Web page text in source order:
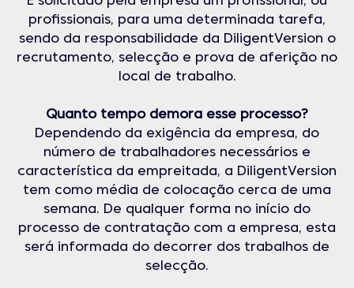
profissionais, para uma determinada tarefa,
sendo da responsabilidade da DiligentVersion o
recrutamento, selecção e prova de aferição no
local de trabalho.
Quanto tempo demora esse processo?
Dependendo da exigência da empresa, do
número de trabalhadores necessários e
característica da empreitada, a DiligentVersion
tem como média de colocação cerca de uma
semana. De qualquer forma no início do
processo de contratação com a empresa, esta
será informada do decorrer dos trabalhos de
selecção.